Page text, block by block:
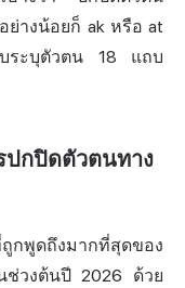
ย่างน้อยก็ ak หรือ at
บระบุตัวตน 18 แถบ
ปกปิดตัวตนทาง
ถูกพูดถึงมากที่สุดของ
ช่วงต้นปี 2026 ด้วย